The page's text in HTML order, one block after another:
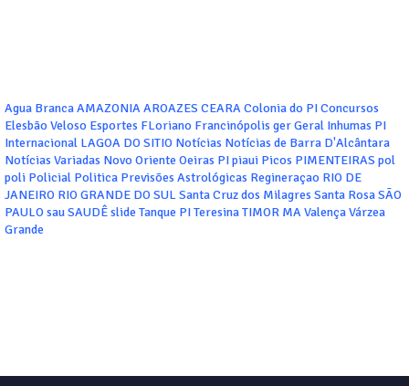
Agua BrancaAMAZONIAAROAZES CEARAColonia do PIConcursos
Elesbão Veloso Esportes FLoriano Francinópolis gerGeral Inhumas PI
Internacional LAGOA DO SITIO Notícias Notícias de Barra D'Alcântara
Notícias Variadas Novo Oriente Oeiras PIpiaui Picos PIMENTEIRAS pol
poli Policial Politica Previsões Astrológicas Regineraçao RIO DE
JANEIRO RIO GRANDE DO SUL Santa Cruz dos Milagres Santa RosaSÃO
PAULOsauSAUDÊslide Tanque PITeresinaTIMOR MAValençaVárzea
Grande